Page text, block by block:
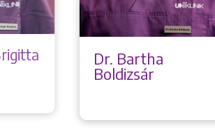
Dr. Bartha
Boldizsár